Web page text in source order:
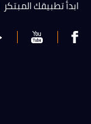
ابدأ تطبيقك المبتكر